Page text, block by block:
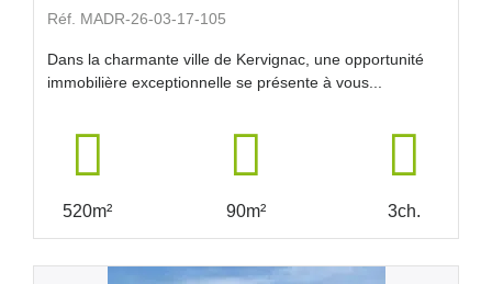
Réf. MADR-26-03-17-105
Dans la charmante ville de Kervignac, une opportunité
immobilière exceptionnelle se présente à vous...
520m² 90m² 3ch.